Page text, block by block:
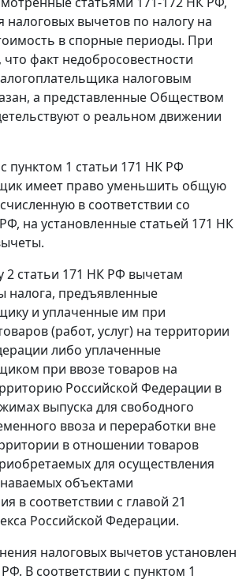
налоговых вычетов по налогу на
в спорные периоды. При
что факт недобросовестности
налоговым
а представленные Обществом
о реальном движении
пунктом 1 статьи 171 НК РФ
имеет право уменьшить общую
в соответствии со
на установленные статьей 171 НК
2 статьи 171 НК РФ вычетам
налога, предъявленные
и уплаченные им при
(работ, услуг) на территории
либо уплаченные
при ввозе товаров на
Российской Федерации в
выпуска для свободного
ввоза и переработки вне
в отношении товаров
для осуществления
объектами
в соответствии с главой 21
Российской Федерации.
налоговых вычетов установлен
В соответствии с пунктом 1